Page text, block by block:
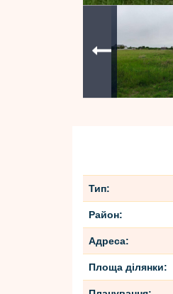
Тип:
Район:
Адреса:
Площа ділянки: